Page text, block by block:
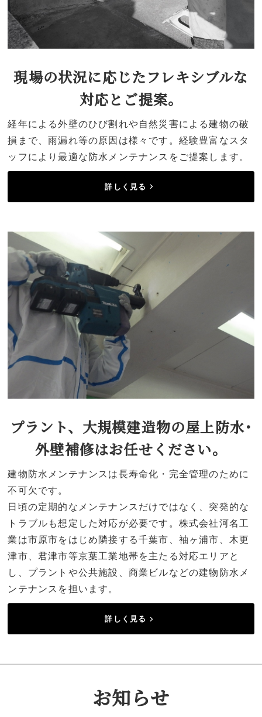
現場の状況に応じたフレキシブルな
対応とご提案。
経年による外壁のひび割れや自然災害による建物の破
損まで、雨漏れ等の原因は様々です。経験豊富なスタ
ッフにより最適な防水メンテナンスをご提案します。
詳しく見る
プラント、大規模建造物の屋上防水･
外壁補修はお任せください。
建物防水メンテナンスは長寿命化・完全管理のために
不可欠です。
日頃の定期的なメンテナンスだけではなく、突発的な
トラブルも想定した対応が必要です。株式会社河名工
業は市原市をはじめ隣接する千葉市、袖ヶ浦市、木更
津市、君津市等京葉工業地帯を主たる対応エリアと
し、プラントや公共施設、商業ビルなどの建物防水メ
ンテナンスを担います。
詳しく見る
お知らせ